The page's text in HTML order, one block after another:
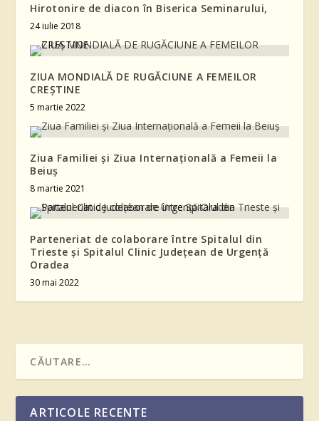
Hirotonire de diacon în Biserica Seminarului,
24 iulie 2018
ZIUA MONDIALĂ DE RUGĂCIUNE A FEMEILOR
CREŞTINE
5 martie 2022
Ziua Familiei și Ziua Internațională a Femeii la
Beiuș
8 martie 2021
Parteneriat de colaborare între Spitalul din
Trieste și Spitalul Clinic Județean de Urgență
Oradea
30 mai 2022
ARTICOLE RECENTE